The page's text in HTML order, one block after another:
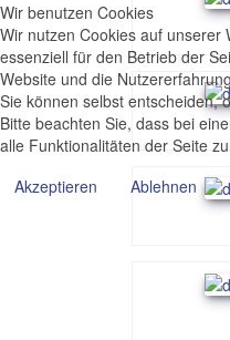
Wir benutzen Cookies
Wir nutzen Cookies auf unserer
essenziell für den Betrieb der
Website und die
Sie können selbst entscheiden,
Bitte beachten Sie, dass bei
alle Funktionalitäten der Seite
Akzeptieren
Ablehnen